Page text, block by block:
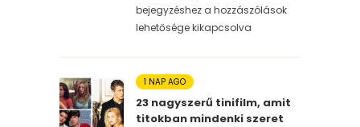
bejegyzéshez a hozzászólások
lehetősége kikapcsolva
1 NAP AGO
23 nagyszerű tinifilm, amit
titokban mindenki szeret